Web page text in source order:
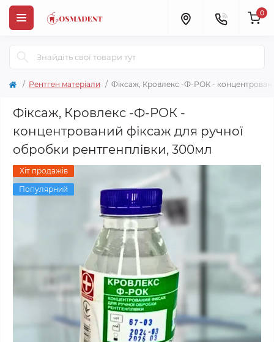
0
Рентген матеріали Фіксаж, Кровлекс -Ф-РОК -
Фіксаж, Кровлекс -Ф-РОК -
концентрований фіксаж для ручної
обробки рентгенплівки, 300мл
Хіт продажів
Популярний